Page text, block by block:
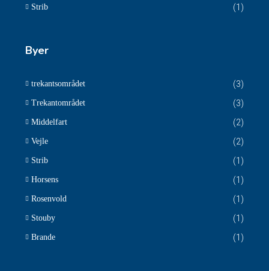
Strib (1)
Byer
trekantsområdet (3)
Trekantområdet (3)
Middelfart (2)
Vejle (2)
Strib (1)
Horsens (1)
Rosenvold (1)
Stouby (1)
Brande (1)